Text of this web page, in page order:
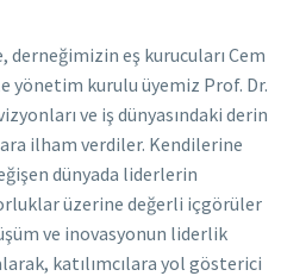
derneğimizin eş kurucuları Cem
yönetim kurulu üyemiz Prof. Dr.
ve iş dünyasındaki derin
ilham verdiler. Kendilerine
dünyada liderlerin
üzerine değerli içgörüler
ve inovasyonun liderlik
katılımcılara yol gösterici